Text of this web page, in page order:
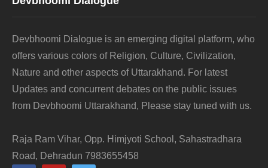
Devbhoomi Dialogue is an emerging digital platform, who
offers various colors of Religion, Culture, Civilization,
Nature and other aspects of Uttarakhand. For latest
Updates and concurrent debates on the public issues
from Devbhoomi Uttarakhand, Please stay tuned with us.
Raja Ram Vihar, Opp. Himjyoti School, Sahastradhara
Road, Dehradun 7983655458